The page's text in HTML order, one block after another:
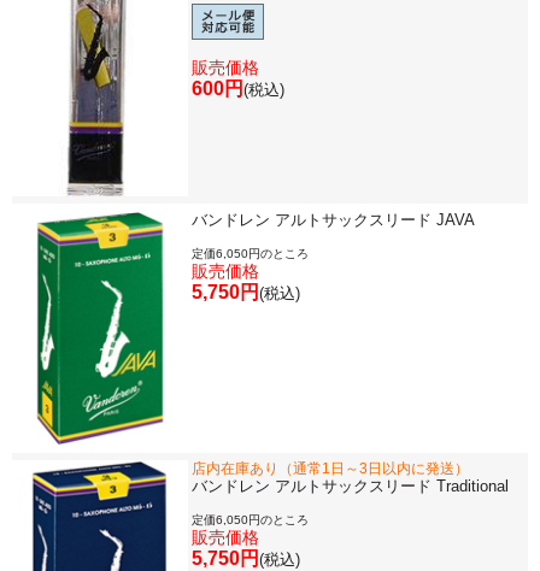
販売価格
600円 (税込)
バンドレン アルトサックスリード JAVA
定価6,050円のところ
販売価格
5,750円 (税込)
店内在庫あり（通常1日～3日以内に発送）
バンドレン アルトサックスリード Traditional
定価6,050円のところ
販売価格
5,750円 (税込)